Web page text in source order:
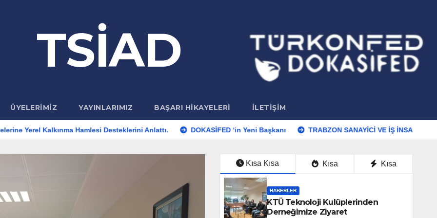
TSİAD
ÜYELERIMIZ YAYINLARIMIZ BAŞARI HIKAYELERI İLETIŞIM
Hamlesi Desteklerini Anlattı. DOKASİFED ‘in Yeni Başkanı TRABZON SANAYİCİ VE İŞ İNSANLARI DERNEĞİ
Kısa Kısa Kısa Kısa
HABERLER
KTÜ Teknoloji Kulüplerinden
Derneğimize Ziyaret